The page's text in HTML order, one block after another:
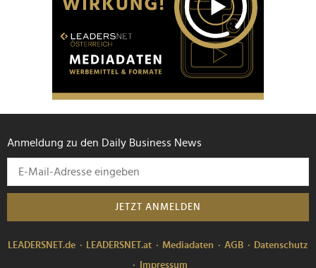
Anmeldung zu den Daily Business News
JETZT ANMELDEN
LEADERSNET.de LEADERSNET.at Mediadaten AGB
Datenschutz
Impressum